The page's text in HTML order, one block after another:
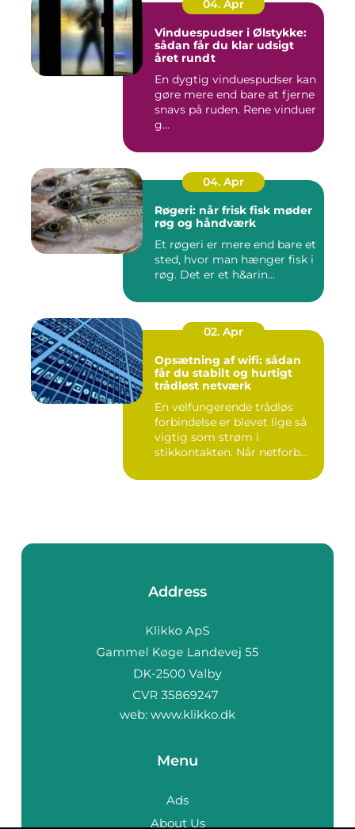
04. Apr
Vinduespudser i Ølstykke:
sådan får du klar udsigt
året rundt
En dygtig vinduespudser kan
gøre mere end bare at fjerne
snavs på ruden. Rene vinduer
g...
04. Apr
Røgeri: når frisk fisk møder
røg og håndværk
Et røgeri er mere end bare et
sted, hvor man hænger fisk i
røg. Det er et h&arin...
02. Apr
Opsætning af wifi: sådan
får du stabilt og hurtigt
trådløst netværk
En velfungerende trådløs
forbindelse er blevet lige så
vigtig som strøm i
stikkontakten. Når netforb...
Address
web: www.klikko.dk
Menu
Ads
About Us